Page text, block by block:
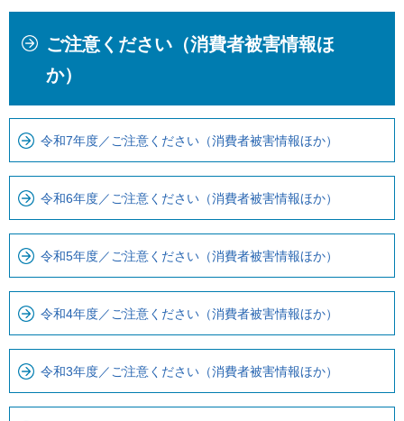
ま
で
で
す
ロ
ー
カ
ル
ビ
で
す
ご注意ください（消費者被害情報ほ
か）
令和7年度／ご注意ください（消費者被害情報ほか）
令和6年度／ご注意ください（消費者被害情報ほか）
令和5年度／ご注意ください（消費者被害情報ほか）
令和4年度／ご注意ください（消費者被害情報ほか）
令和3年度／ご注意ください（消費者被害情報ほか）